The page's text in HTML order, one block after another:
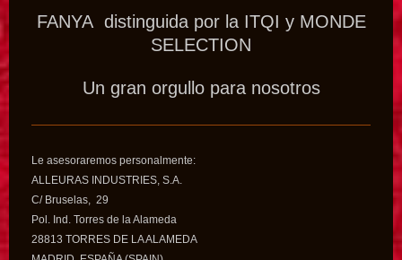
FANYA distinguida por la ITQI y MONDE
SELECTION
Un gran orgullo para nosotros
Le asesoraremos personalmente:
ALLEURAS INDUSTRIES, S.A.
C/ Bruselas, 29
Pol. Ind. Torres de la Alameda
28813 TORRES DE LA ALAMEDA